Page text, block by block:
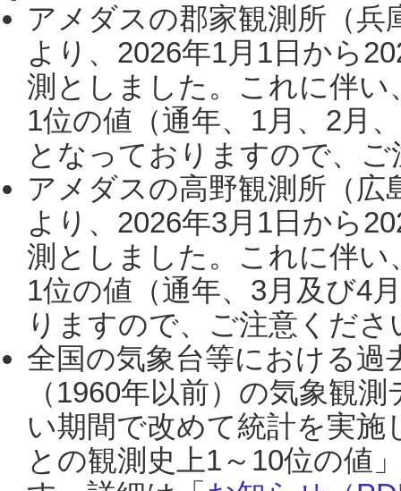
アメダスの郡家観測所（
より、2026年1月1日から
測としました。これに伴い
1位の値（通年、1月、2月
となっておりますので、
アメダスの高野観測所（
より、2026年3月1日から
測としました。これに伴い
1位の値（通年、3月及び4
りますので、ご注意くだ
全国の気象台等における過
（1960年以前）の気象観
い期間で改めて統計を実
との観測史上1～10位の値